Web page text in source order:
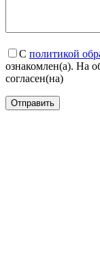
С политикой
ознакомлен(а). На
согласен(на)